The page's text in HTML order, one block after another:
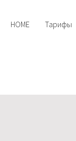
HOME Тарифы